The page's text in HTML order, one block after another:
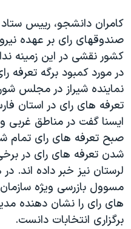
کامران دانشجو، رییس
صندوقهای رای بر عهده
کشور نقشی در این زمینه
در مورد کمبود برگه تعرفه
نماینده شیراز در مجلس
تعرفه های رای در استان
صبح تعرفه های رای تمام
شدن تعرفه های رای در
لرستان نیز خبر داده اند.
مسوول بازرسی ویژه
های رای را نشان دهنده
برگزاری انتخابات دانست.